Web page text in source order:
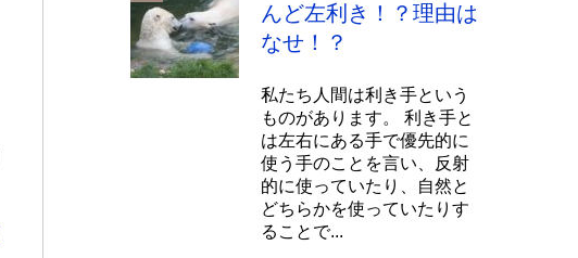
んど左利き！？理由は
なせ！？
私たち人間は利き手という
ものがあります。 利き手と
は左右にある手で優先的に
使う手のことを言い、反射
的に使っていたり、自然と
どちらかを使っていたりす
ることで...